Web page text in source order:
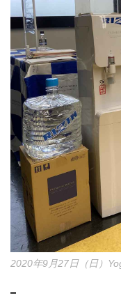
2020年9月27日（日）